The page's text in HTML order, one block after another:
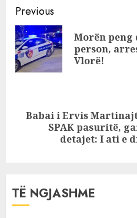
SPAK
Continue
Reading
Previous
Morën peng
person,
Vlorë!
Next
Babai i Ervis
SPAK pasuritë,
detajet: I ati e
TË NGJASHME